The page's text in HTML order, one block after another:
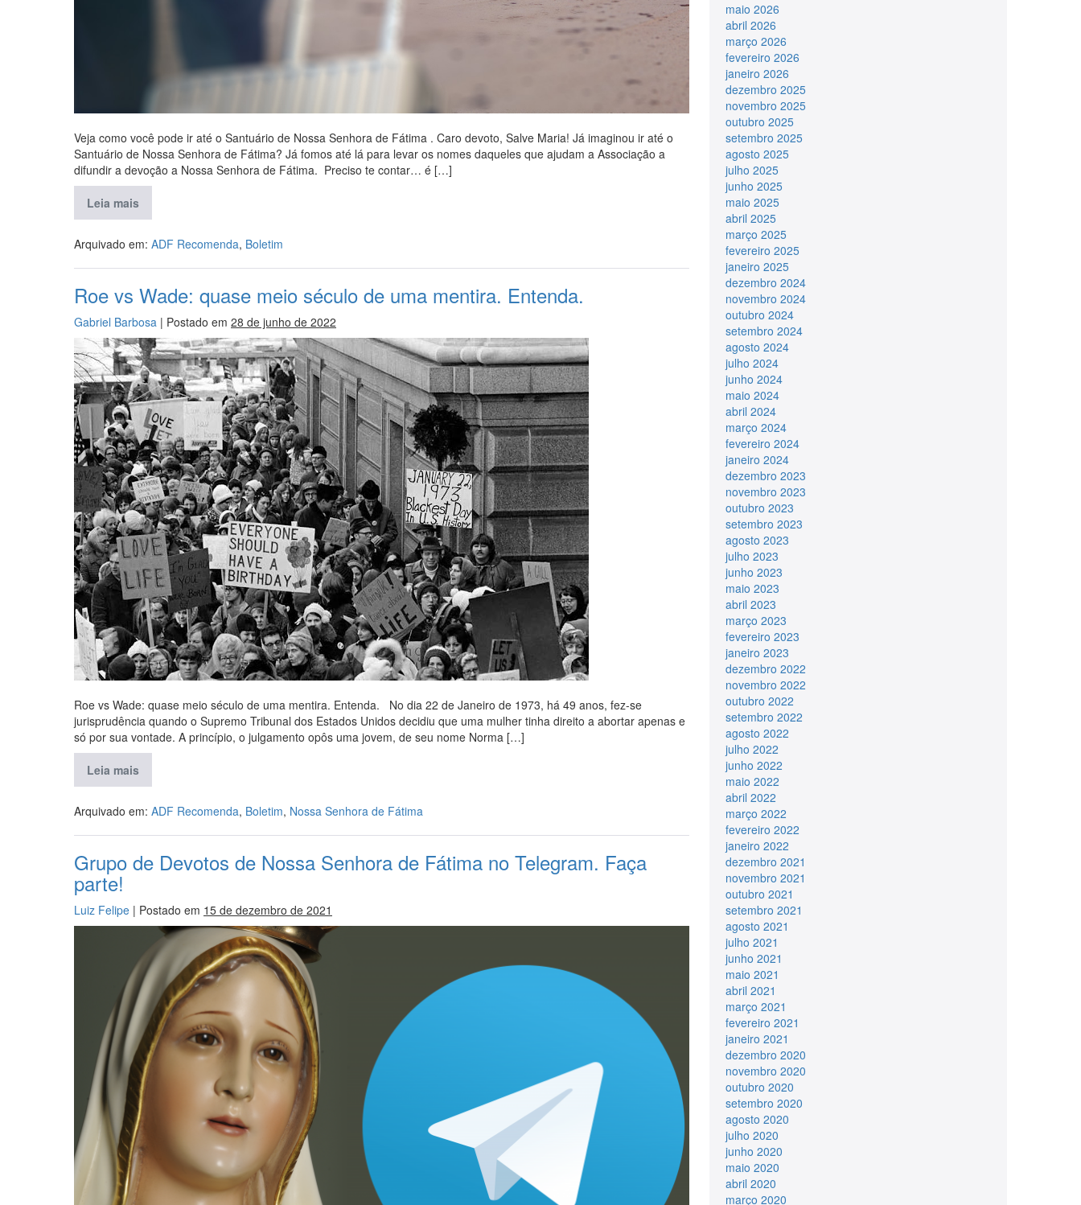
Veja como você pode ir até o Santuário de Nossa Senhora de Fátima . Caro devoto, Salve Maria! Já imaginou ir até o
Santuário de Nossa Senhora de Fátima? Já fomos até lá para levar os nomes daqueles que ajudam a Associação a
difundir a devoção a Nossa Senhora de Fátima. Preciso te contar… é […]
Leia mais
Arquivado em: ADF Recomenda, Boletim
Roe vs Wade: quase meio século de uma mentira. Entenda.
Gabriel Barbosa | Postado em 28 de junho de 2022
Roe vs Wade: quase meio século de uma mentira. Entenda. No dia 22 de Janeiro de 1973, há 49 anos, fez-se
jurisprudência quando o Supremo Tribunal dos Estados Unidos decidiu que uma mulher tinha direito a abortar apenas e
só por sua vontade. A princípio, o julgamento opôs uma jovem, de seu nome Norma […]
Leia mais
Arquivado em: ADF Recomenda, Boletim, Nossa Senhora de Fátima
Grupo de Devotos de Nossa Senhora de Fátima no Telegram. Faça
parte!
Luiz Felipe | Postado em 15 de dezembro de 2021
maio 2026
abril 2026
março 2026
fevereiro 2026
janeiro 2026
dezembro 2025
novembro 2025
outubro 2025
setembro 2025
agosto 2025
julho 2025
junho 2025
maio 2025
abril 2025
março 2025
fevereiro 2025
janeiro 2025
dezembro 2024
novembro 2024
outubro 2024
setembro 2024
agosto 2024
julho 2024
junho 2024
maio 2024
abril 2024
março 2024
fevereiro 2024
janeiro 2024
dezembro 2023
novembro 2023
outubro 2023
setembro 2023
agosto 2023
julho 2023
junho 2023
maio 2023
abril 2023
março 2023
fevereiro 2023
janeiro 2023
dezembro 2022
novembro 2022
outubro 2022
setembro 2022
agosto 2022
julho 2022
junho 2022
maio 2022
abril 2022
março 2022
fevereiro 2022
janeiro 2022
dezembro 2021
novembro 2021
outubro 2021
setembro 2021
agosto 2021
julho 2021
junho 2021
maio 2021
abril 2021
março 2021
fevereiro 2021
janeiro 2021
dezembro 2020
novembro 2020
outubro 2020
setembro 2020
agosto 2020
julho 2020
junho 2020
maio 2020
abril 2020
março 2020